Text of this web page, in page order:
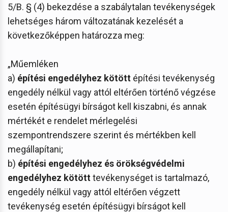
5/B. § (4) bekezdése a szabálytalan tevékenységek
lehetséges három változatának kezelését a
következőképpen határozza meg:
„Műemléken
a) építési engedélyhez kötött építési tevékenység
engedély nélkül vagy attól eltérően történő végzése
esetén építésügyi bírságot kell kiszabni, és annak
mértékét e rendelet mérlegelési
szempontrendszere szerint és mértékben kell
megállapítani;
b) építési engedélyhez és örökségvédelmi
engedélyhez kötötttevékenységet is tartalmazó,
engedély nélkül vagy attól eltérően végzett
tevékenység esetén építésügyi bírságot kell